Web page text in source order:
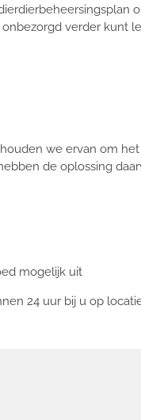
verder kunt
we ervan om
de oplossing
mogelijk uit
24 uur bij u op